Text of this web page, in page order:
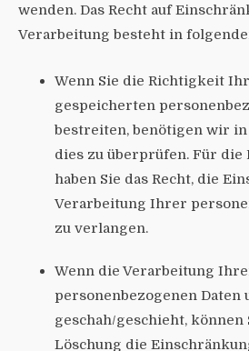
wenden. Das Recht auf
Verarbeitung besteht in
Wenn Sie die Richtigkeit
gespeicherten
bestreiten, benötigen wir in
dies zu überprüfen. Für die
haben Sie das Recht, die
Verarbeitung Ihrer
zu verlangen.
Wenn die Verarbeitung
personenbezogenen Daten
geschah/geschieht, können
Löschung die